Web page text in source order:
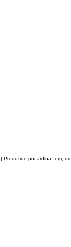
| Produzido porardina.com ,